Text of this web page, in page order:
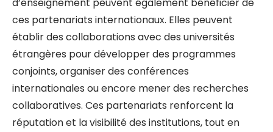
ces partenariats internationaux. Elles peuvent
établir des collaborations avec des universités
étrangères pour développer des programmes
conjoints, organiser des conférences
internationales ou encore mener des recherches
collaboratives. Ces partenariats renforcent la
réputation et la visibilité des institutions, tout en